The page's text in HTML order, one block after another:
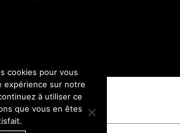
cookies pour vous
expérience sur notre
à utiliser ce
que vous en êtes